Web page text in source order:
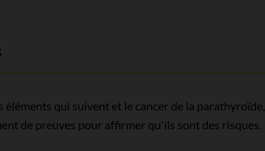
qui suivent et le cancer de la parathyroïde,
de preuves pour affirmer qu'ils sont des risques.